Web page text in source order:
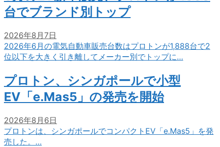
台でブランド別トップ
2026年8月7日
2026年6月の電気自動車販売台数はプロトンが1,888台で2
位以下を大きく引き離してメーカー別でトップに…
プロトン、シンガポールで小型
EV「e.Mas5」の発売を開始
2026年8月6日
プロトンは、シンガポールでコンパクトEV「e.Mas5」を発
売した。…